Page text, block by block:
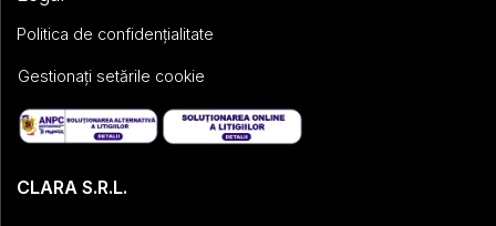
Politica de confidențialitate
Gestionați setările cookie
CLARA S.R.L.